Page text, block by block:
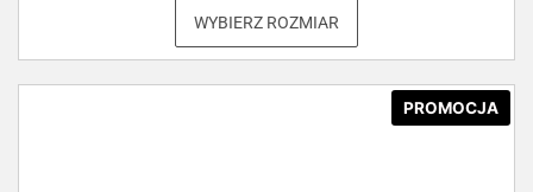
WYBIERZ ROZMIAR
PROMOCJA